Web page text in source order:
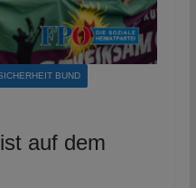
BUND
auf dem